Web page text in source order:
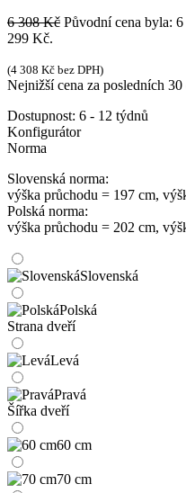
6 308Kč Původní cena byla:
299 Kč.
(4 308 Kč bez DPH)
Nejnižší cena za posledních 30
Dostupnost: 6 - 12 týdnů
Konfigurátor
Norma
Slovenská norma:
výška průchodu = 197 cm,
Polská norma:
výška průchodu = 202 cm,
Slovenská
Polská
Strana dveří
Levá
Pravá
Šířka dveří
60 cm
70 cm